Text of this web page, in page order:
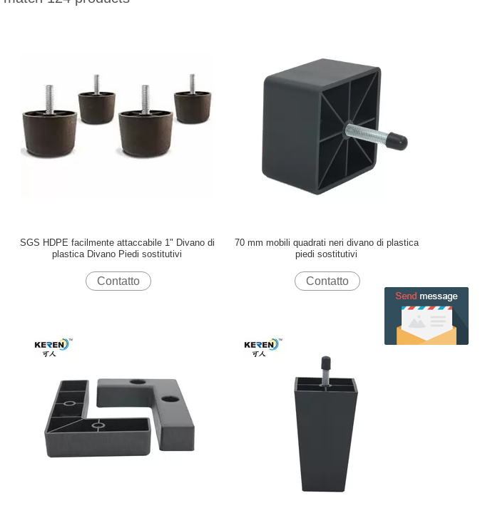
SGS HDPE facilmente attaccabile 1" Divano di
plastica Divano Piedi sostitutivi
Contatto
70 mm mobili quadrati neri divano di plastica
piedi sostitutivi
Contatto